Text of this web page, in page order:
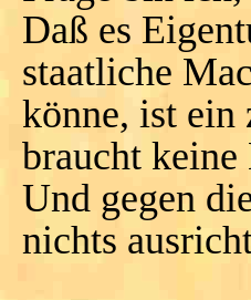
Daß es
staatliche
könne, ist
braucht keine
Und gegen
nichts